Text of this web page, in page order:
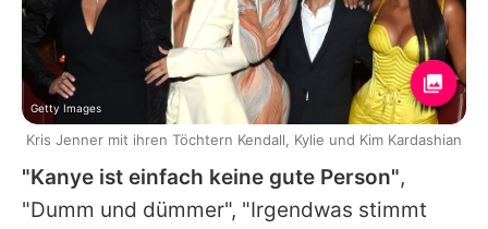
"Kanye ist einfach keine gute Person",
"Dumm und dümmer", "Irgendwas stimmt
Getty Images
Kris Jenner mit ihren Töchtern Kendall, Kylie und Kim Kardashian